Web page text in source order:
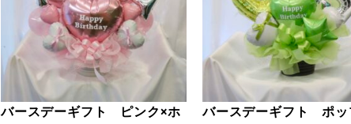
バースデーギフト ピンク×ホ
バースデーギフト ポ